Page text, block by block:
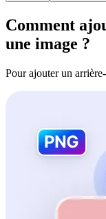
Comment
une image ?
Pour ajouter un